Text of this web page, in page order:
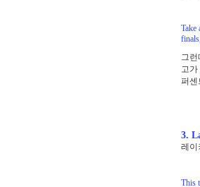
Take
그
고
퍼센
3.
레이
This